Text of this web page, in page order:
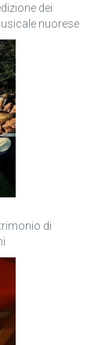
dei
nuorese
di